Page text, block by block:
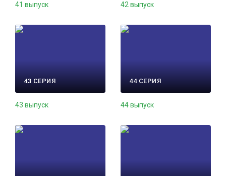
41 выпуск 42 выпуск
43 СЕРИЯ
43 выпуск
44 СЕРИЯ
44 выпуск